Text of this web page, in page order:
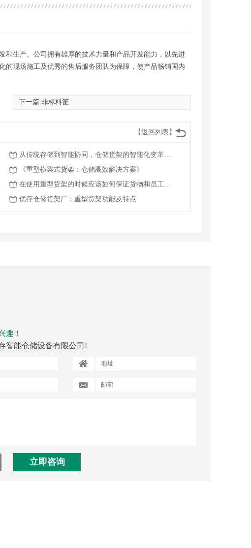
和生产。公司拥有雄厚的技术力量和产品开发能力，以先进
的现场施工及优秀的售后服务团队为保障，使产品畅销国内
下一篇:非标料筐
【返回列表】
从传统存储到智能协同，仓储货架的智能化变革赋能物流升级
《重型横梁式货架：仓储高效解决方案》
在使用重型货架的时候应该如何保证货物和员工的安全
优存仓储货架厂：重型货架功能及特点
趣！
智能仓储设备有限公司!
立即咨询